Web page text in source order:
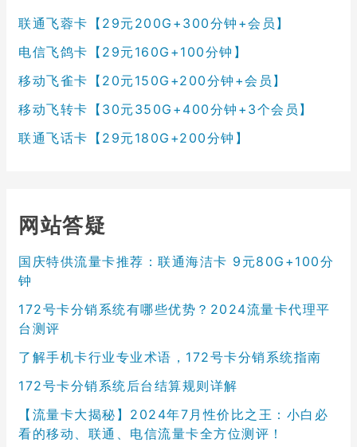
联通飞蓉卡【29元200G+300分钟+会员】
电信飞鸽卡【29元160G+100分钟】
移动飞雀卡【20元150G+200分钟+会员】
移动飞转卡【30元350G+400分钟+3个会员】
联通飞话卡【29元180G+200分钟】
网站答疑
国庆特供流量卡推荐：联通海洁卡 9元80G+100分
钟
172号卡分销系统有哪些优势？2024流量卡代理平
台测评
了解手机卡行业专业术语，172号卡分销系统指南
172号卡分销系统后台结算规则详解
【流量卡大揭秘】2024年7月性价比之王：小白必
看的移动、联通、电信流量卡全方位测评！